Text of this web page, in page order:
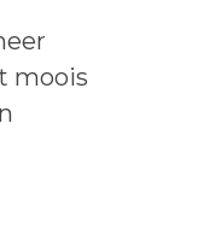
moois